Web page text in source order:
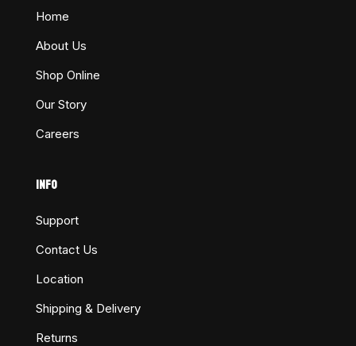
Home
About Us
Shop Online
Our Story
Careers
INFO
Support
Contact Us
Location
Shipping & Delivery
Returns